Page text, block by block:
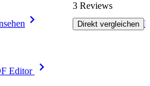
3 Reviews
Direkt vergleichen
Editor